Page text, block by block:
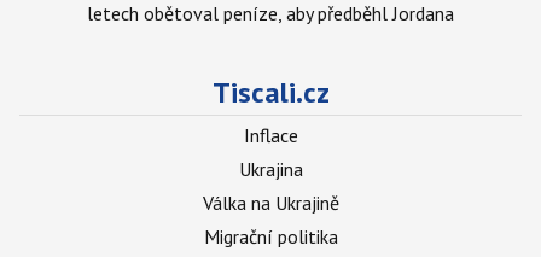
letech obětoval peníze, aby předběhl Jordana
Tiscali.cz
Inflace
Ukrajina
Válka na Ukrajině
Migrační politika